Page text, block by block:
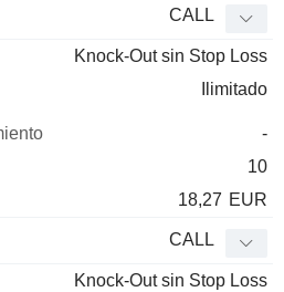
CALL
Knock-Out sin Stop Loss
Ilimitado
-
10
18,27 EUR
CALL
Knock-Out sin Stop Loss